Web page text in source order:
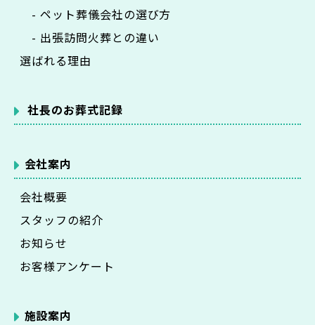
- ペット葬儀会社の選び方
- 出張訪問火葬との違い
選ばれる理由
社長のお葬式記録
会社案内
会社概要
スタッフの紹介
お知らせ
お客様アンケート
施設案内